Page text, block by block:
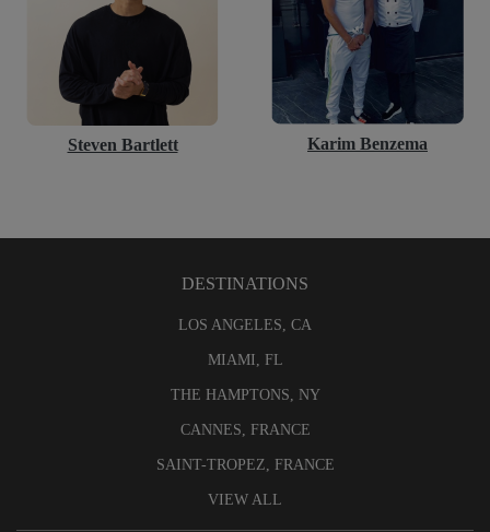
Steven Bartlett Karim Benzema
DESTINATIONS
LOS ANGELES, CA
MIAMI, FL
THE HAMPTONS, NY
CANNES, FRANCE
SAINT-TROPEZ, FRANCE
VIEW ALL